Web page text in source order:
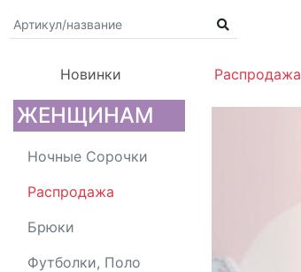
Новинки Распродажа
ЖЕНЩИНАМ
Ночные Сорочки
Распродажа
Брюки
Футболки, Поло